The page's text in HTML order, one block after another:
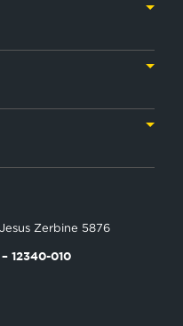
Zerbine 5876
12340-010